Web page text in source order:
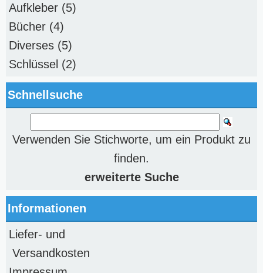
Aufkleber (5)
Bücher (4)
Diverses (5)
Schlüssel (2)
Schnellsuche
Verwenden Sie Stichworte, um ein Produkt zu
finden.
erweiterte Suche
Informationen
Liefer- und
Versandkosten